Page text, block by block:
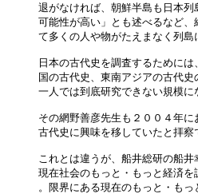
退がなければ、朝鮮半島も日本
可能性が高い」とも述べるなど
て多くの人や物がたえまなく列島
日本の古代史を調査するために
国の古代史、東南アジアの古代史
一人では到底研究できない規模に
その網野善彦先生も２００４年
古代史に興味を移していたと拝察
これとは違うが、船井総研の船井
現在社会のもっと・もっと経済
。限界にある現在のもっと・も